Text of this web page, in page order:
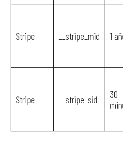
Stripe __stripe_mid 1
Stripe __stripe_sid
30